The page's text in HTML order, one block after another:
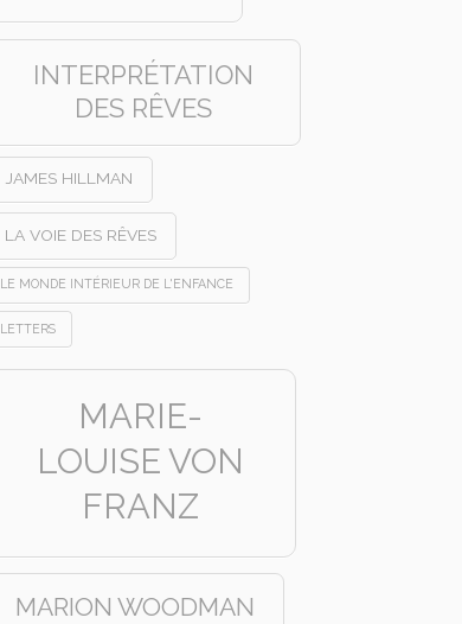
INTERPRÉTATION
DES RÊVES
JAMES HILLMAN
LA VOIE DES RÊVES
LE MONDE INTÉRIEUR DE L'ENFANCE
LETTERS
MARIE-
LOUISE VON
FRANZ
MARION WOODMAN